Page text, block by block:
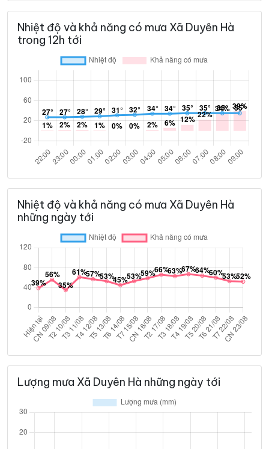
Nhiệt độ và khả năng có mưa Xã Duyên Hà
trong 12h tới
Nhiệt độ và khả năng có mưa Xã Duyên Hà
những ngày tới
Lượng mưa Xã Duyên Hà những ngày tới